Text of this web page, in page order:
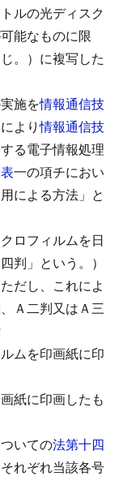
ルの光ディスク
能なものに限
。）に複写した
施を情報通信技
より情報通信技
る電子情報処理
一の項チにおい
による方法」と
ロフィルムを日
判」という。）
ただし、これによ
Ａ二判又はＡ三
ムを印画紙に印
紙に印画したも
いての法第十四
れぞれ当該各号